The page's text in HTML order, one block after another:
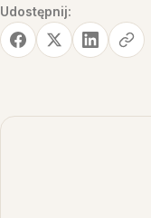
Udostępnij: